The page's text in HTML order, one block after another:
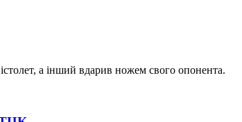
а інший вдарив ножем свого опонента.